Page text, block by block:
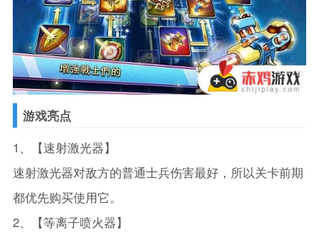
游戏亮点
1、【速射激光器】
速射激光器对敌方的普通士兵伤害最好，所以关卡前期
都优先购买使用它。
2、【等离子喷火器】